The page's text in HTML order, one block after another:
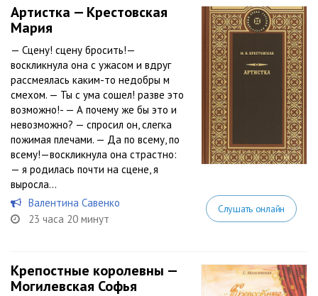
Артистка — Крестовская
Мария
— Сцену! сцену бросить!—
воскликнула она с ужасом и вдруг
раcсмеялась каким-то недобры м
смехом. — Ты с ума сошел! разве это
возможно!- — А почему же бы это и
невозможно? — спросил он, слегка
пожимая плечами. — Да по всему, по
всему!—воскликнула она страстно:
— я родилась почти на сцене, я
выросла...
Валентина Савенко
23 часа 20 минут
Слушать онлайн
Крепостные королевны —
Могилевская Софья